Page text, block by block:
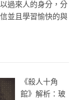
過來人的身分，分
並且學習愉快的與
《殺人十角
館》解析：玻